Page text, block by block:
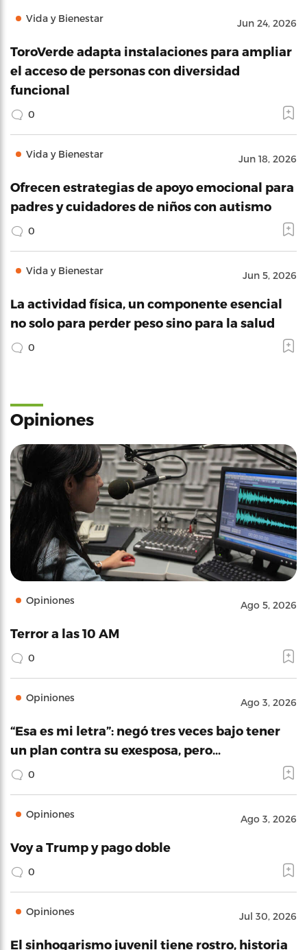
Vida y Bienestar Jun 24, 2026
ToroVerde adapta instalaciones para ampliar
el acceso de personas con diversidad
funcional
0
Vida y Bienestar Jun 18, 2026
Ofrecen estrategias de apoyo emocional para
padres y cuidadores de niños con autismo
0
Vida y Bienestar Jun 5, 2026
La actividad física, un componente esencial
no solo para perder peso sino para la salud
0
Opiniones
Opiniones Ago 5, 2026
Terror a las 10 AM
0
Opiniones Ago 3, 2026
“Esa es mi letra”: negó tres veces bajo tener
un plan contra su exesposa, pero…
0
Opiniones Ago 3, 2026
Voy a Trump y pago doble
0
Opiniones Jul 30, 2026
El sinhogarismo juvenil tiene rostro, historia